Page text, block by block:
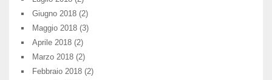
Giugno 2018 (2)
Maggio 2018 (3)
Aprile 2018 (2)
Marzo 2018 (2)
Febbraio 2018 (2)